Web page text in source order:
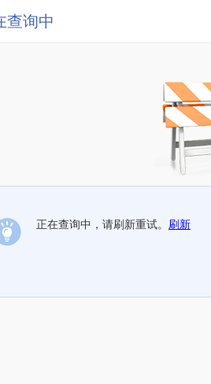
查询中
正在查询中，请刷新重试。 刷新